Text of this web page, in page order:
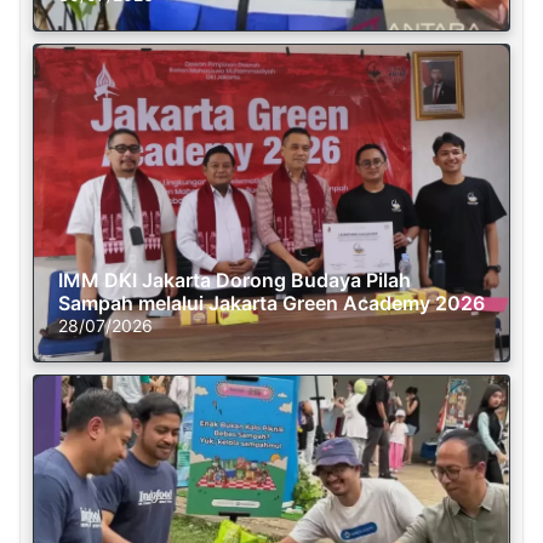
IMM DKI Jakarta Dorong Budaya Pilah
Sampah melalui Jakarta Green Academy 2026
28/07/2026